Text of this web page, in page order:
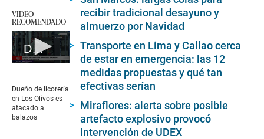
VIDEO
RECOMENDADO
Dueño de licorería es atacado a balazos
of
1
minute,
33
Dueño de licorería
en Los Olivos es
atacado a
balazos
recibir tradicional desayuno y
almuerzo por Navidad
Transporte en Lima y Callao cerca
de estar en emergencia: las 12
medidas propuestas y qué tan
efectivas serían
Miraflores: alerta sobre posible
artefacto explosivo provocó
intervención de UDEX